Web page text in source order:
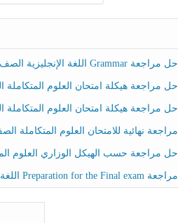
حل مراجعة Grammar اللغة الإنجليزية الصف الخامس الفصل الثالث
حل مراجعة هيكلة امتحان العلوم المتكاملة الصف الخامس انسبير الفصل
حل مراجعة هيكلة امتحان العلوم المتكاملة الصف الخامس عام الفصل
مراجعة نهائية للامتحان العلوم المتكاملة الصف الخامس انسبير الفصل
حل مراجعة حسب الهيكل الوزاري العلوم المتكاملة الصف الخامس عام الفصل
مراجعة Preparation for the Final exam اللغة الإنجليزية الصف الرابع الفصل الثالث